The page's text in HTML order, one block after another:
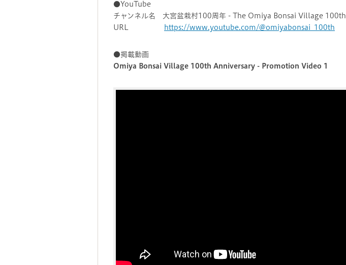
●YouTube
チャンネル名 大宮盆栽村100周年 - The Omiya Bonsai Village 100th
URL
https://www.youtube.com/@omiyabonsai_100th
●掲載動画
Omiya Bonsai Village 100th Anniversary - Promotion Video 1